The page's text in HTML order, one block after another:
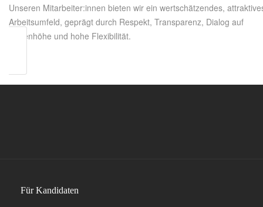
Unseren Mitarbeiter:innen bieten wir ein wertschätzendes,
Arbeitsumfeld, geprägt durch Respekt, Transparenz, Dialog auf
Augenhöhe und hohe Flexibilität.
Für Kandidaten